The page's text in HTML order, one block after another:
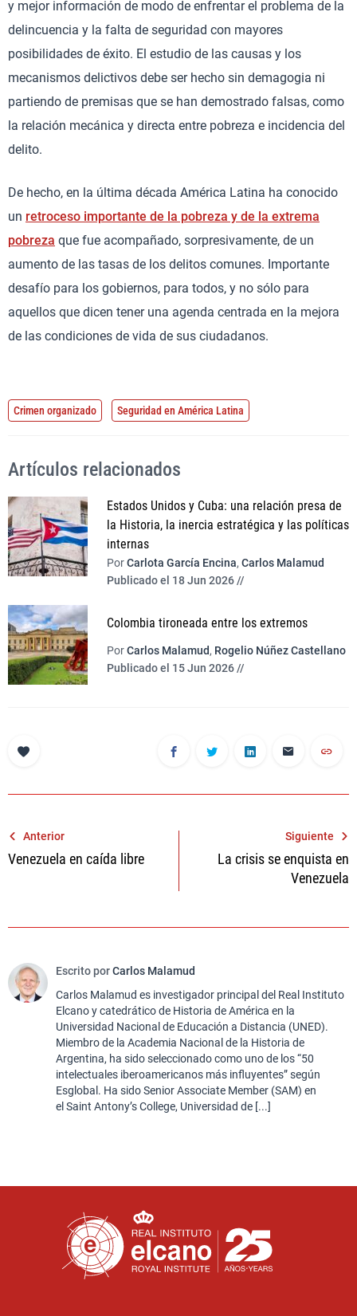
y mejor información de modo de enfrentar el problema de la
delincuencia y la falta de seguridad con mayores
posibilidades de éxito. El estudio de las causas y los
mecanismos delictivos debe ser hecho sin demagogia ni
partiendo de premisas que se han demostrado falsas, como
la relación mecánica y directa entre pobreza e incidencia del
delito.
De hecho, en la última década América Latina ha conocido
un retroceso importante de la pobreza y de la extrema
pobreza que fue acompañado, sorpresivamente, de un
aumento de las tasas de los delitos comunes. Importante
desafío para los gobiernos, para todos, y no sólo para
aquellos que dicen tener una agenda centrada en la mejora
de las condiciones de vida de sus ciudadanos.
Crimen organizado Seguridad en América Latina
Artículos relacionados
Estados Unidos y Cuba: una relación presa de
la Historia, la inercia estratégica y las políticas
internas
PorCarlota García Encina, Carlos Malamud
Publicado el 18 Jun 2026 //
Colombia tironeada entre los extremos
PorCarlos Malamud, Rogelio Núñez Castellano
Publicado el 15 Jun 2026 //
Navegación
de
Anterior
Venezuela en caída libre
Siguiente
La crisis se enquista en
Venezuela
Escrito porCarlos Malamud
Carlos Malamud es investigador principal del Real Instituto
Elcano y catedrático de Historia de América en la
Universidad Nacional de Educación a Distancia (UNED).
Miembro de la Academia Nacional de la Historia de
Argentina, ha sido seleccionado como uno de los “50
intelectuales iberoamericanos más influyentes” según
Esglobal. Ha sido Senior Associate Member (SAM) en
el Saint Antony’s College, Universidad de [...]